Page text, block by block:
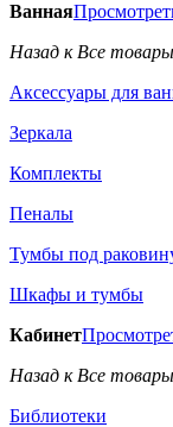
Ванная
Назад к Все товары
Аксессуары для
Зеркала
Комплекты
Пеналы
Тумбы под
Шкафы и тумбы
Кабинет
Назад к Все товары
Библиотеки